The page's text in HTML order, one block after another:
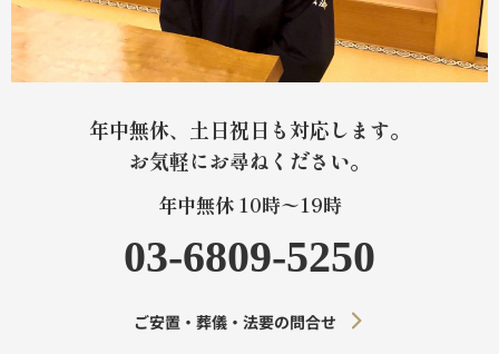
年中無休、土日祝日も対応します。
お気軽にお尋ねください。
年中無休 10時〜19時
03-6809-5250
ご安置・葬儀・法要の問合せ